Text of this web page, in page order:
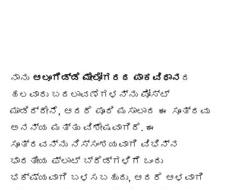
ನಾನು ಆಲೂಗೆಡ್ಡೆ ಮೇಲೋಗರದ ಪಾಕವಿಧಾನ ದ
ಹಲವಾರು ಬದಲಾವಣೆಗಳನ್ನು ಪೋಸ್ಟ್
ಮಾಡಿದ್ದೇನೆ, ಆದರೆ ಪೂರಿ ಮಸಾಲಾದ ಈ ಸೂತ್ರವು
ಅನನ್ಯ ಮತ್ತು ವಿಶೇಷವಾಗಿದೆ. ಈ
ಸೂತ್ರವನ್ನು ನಿಸ್ಸಂಶಯವಾಗಿ ವಿಭಿನ್ನ
ಭಾರತೀಯ ಫ್ಲಾಟ್ ಬ್ರೆಡ್ಗಳಿಗೆ ಒಂದು
ಭಕ್ಷ್ಯವಾಗಿ ಬಳಸಬಹುದು, ಆದರೆ ಆಳವಾಗಿ